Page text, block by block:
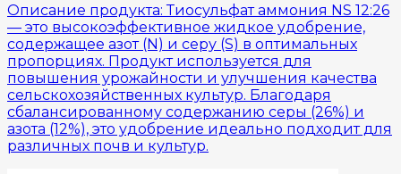
Описание продукта: Тиосульфат аммония NS 12:26
— это высокоэффективное жидкое удобрение,
содержащее азот (N) и серу (S) в оптимальных
пропорциях. Продукт используется для
повышения урожайности и улучшения качества
сельскохозяйственных культур. Благодаря
сбалансированному содержанию серы (26%) и
азота (12%), это удобрение идеально подходит для
различных почв и культур.